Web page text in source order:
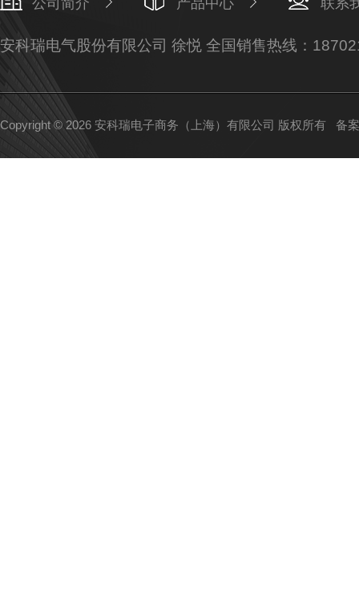
公司简介 产品中心 联系
安科瑞电气股份有限公司 徐悦 全国销售热线：
Copyright © 2026 安科瑞电子商务（上海）有限公司 版权所有 备